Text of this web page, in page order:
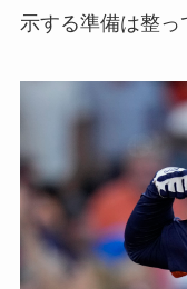
示する準備は整っ